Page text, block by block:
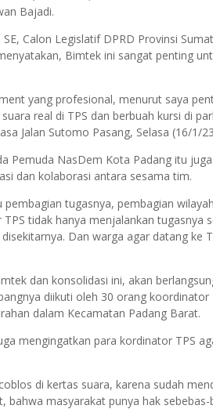
Bajadi.
Calon Legislatif DPRD Provinsi
Bimtek ini sangat penting
yang profesional, menurut saya
real di TPS dan berbuah kursi di
Jalan Sutomo Pasang, Selasa (16/1/
Pemuda NasDem Kota Padang itu
dan kolaborasi antara sesama tim.
tugasnya, pembagian
tidak hanya menjalankan tugasnya
Dan warga agar datang ke
dan konsolidasi ini, akan
diikuti oleh 30 orang koordinator
dalam Kecamatan Padang Barat.
mengingatkan para kordinator TPS
di kertas suara, karena sudah
bahwa masyarakat punya hak